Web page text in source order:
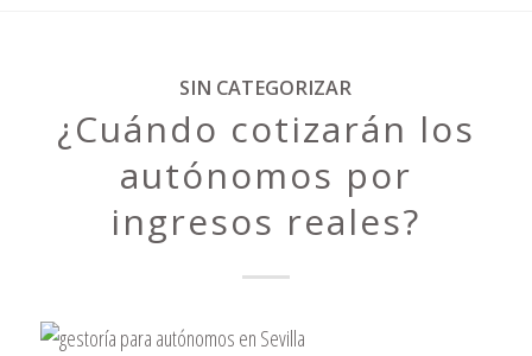
SIN CATEGORIZAR
¿Cuándo cotizarán los
autónomos por
ingresos reales?